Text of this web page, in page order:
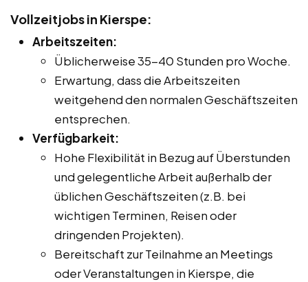
Vollzeitjobs in Kierspe:
Arbeitszeiten:
Üblicherweise 35-40 Stunden pro Woche.
Erwartung, dass die Arbeitszeiten
weitgehend den normalen Geschäftszeiten
entsprechen.
Verfügbarkeit:
Hohe Flexibilität in Bezug auf Überstunden
und gelegentliche Arbeit außerhalb der
üblichen Geschäftszeiten (z.B. bei
wichtigen Terminen, Reisen oder
dringenden Projekten).
Bereitschaft zur Teilnahme an Meetings
oder Veranstaltungen in Kierspe, die